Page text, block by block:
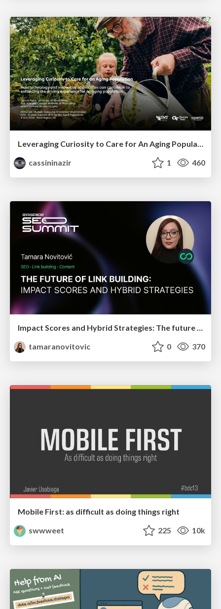
cassininazir
1 460
Impact Scores and Hybrid Strategies: The future of link building
tamaranovitovic
0 370
Mobile First: as difficult as doing things right
swwweet
225 10k